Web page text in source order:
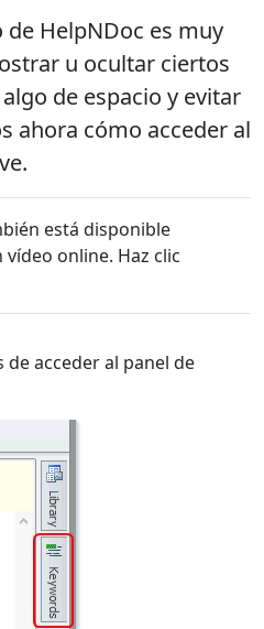
HelpNDoc es muy
u ocultar ciertos
de espacio y evitar
ahora cómo acceder al
está disponible
online. Haz clic
de acceder al panel de